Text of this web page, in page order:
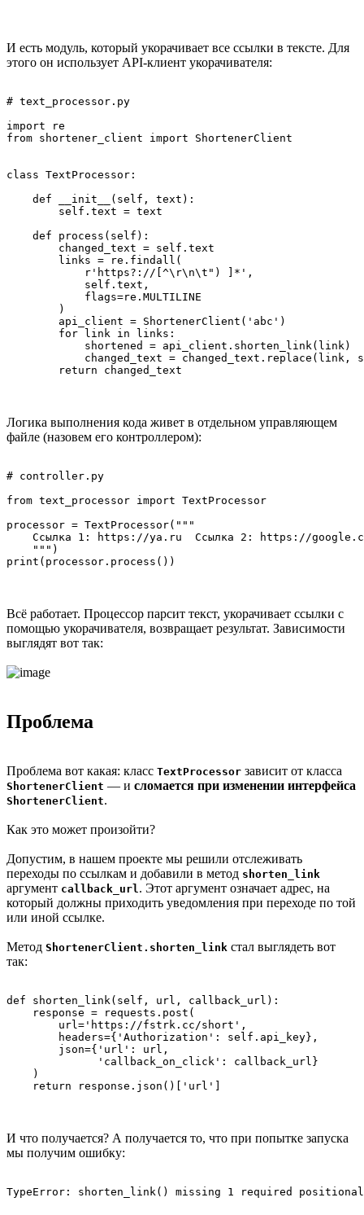
И есть модуль, который укорачивает все ссылки в тексте. Для
этого он использует API-клиент укорачивателя:
# text_processor.py
import re
from shortener_client import ShortenerClient
class TextProcessor:
    def __init__(self, text):
        self.text = text
    def process(self):
        changed_text = self.text
        links = re.findall(
            r'https?://[^\r\n\t") ]*',
            self.text,
            flags=re.MULTILINE
        )
        api_client = ShortenerClient('abc')
        for link in links:
            shortened = api_client.shorten_link(link)
changed_text = changed_text.replace(link,
Логика выполнения кода живет в отдельном управляющем
файле (назовем его контроллером):
# controller.py
from text_processor import TextProcessor
processor = TextProcessor("""
Ссылка 1: https://ya.ru  Ссылка 2: https://
    """)
Всё работает. Процессор парсит текст, укорачивает ссылки с
помощью укорачивателя, возвращает результат. Зависимости
выглядят вот так:
Проблема
Проблема вот какая: класс TextProcessor зависит от класса
ShortenerClient — и сломается при изменении интерфейса
ShortenerClient.
Как это может произойти?
Допустим, в нашем проекте мы решили отслеживать
переходы по ссылкам и добавили в метод shorten_link
аргумент callback_url. Этот аргумент означает адрес, на
который должны приходить уведомления при переходе по той
или иной ссылке.
Метод ShortenerClient.shorten_link стал выглядеть вот
так:
def shorten_link(self, url, callback_url):
    response = requests.post(
        url='https://fstrk.cc/short',
        headers={'Authorization': self.api_key},
        json={'url': url,
              'callback_on_click': callback_url}
    )
И что получается? А получается то, что при попытке запуска
мы получим ошибку: